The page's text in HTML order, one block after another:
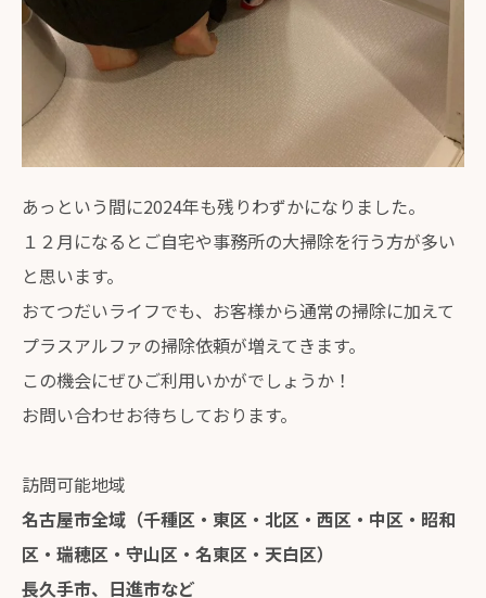
あっという間に2024年も残りわずかになりました。
１２月になるとご自宅や事務所の大掃除を行う方が多い
と思います。
おてつだいライフでも、お客様から通常の掃除に加えて
プラスアルファの掃除依頼が増えてきます。
この機会にぜひご利用いかがでしょうか！
お問い合わせお待ちしております。
訪問可能地域
名古屋市全域（千種区・東区・北区・西区・中区・昭和
区・瑞穂区・守山区・名東区・天白区）
長久手市、日進市など